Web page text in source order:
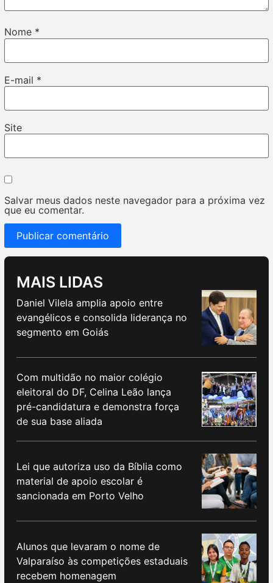
Nome *
E-mail *
Site
Salvar meus dados neste navegador para a próxima vez
que eu comentar.
MAIS LIDAS
Daniel Vilela amplia apoio entre
evangélicos e consolida liderança no
segmento em Goiás
Com multidão no maior colégio
eleitoral do DF, Celina Leão lança
pré-candidatura e demonstra força
de sua base aliada
Lei que autoriza uso da Bíblia como
material de apoio escolar é
sancionada em Porto Velho
Alunos que levaram o nome de
Valparaíso às competições estaduais
recebem homenagem